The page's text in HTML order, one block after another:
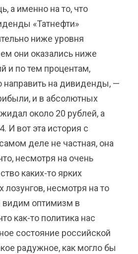
а именно на то, что
«Татнефти»
ниже уровня
они оказались ниже
и по тем процентам,
направить на дивиденды, —
и в абсолютных
около 20 рублей, а
И вот эта история с
деле не частная, она
несмотря на очень
каких-то ярких
лозунгов, несмотря на то
оптимизм в
как-то политика нас
состояние российской
радужное, как могло бы